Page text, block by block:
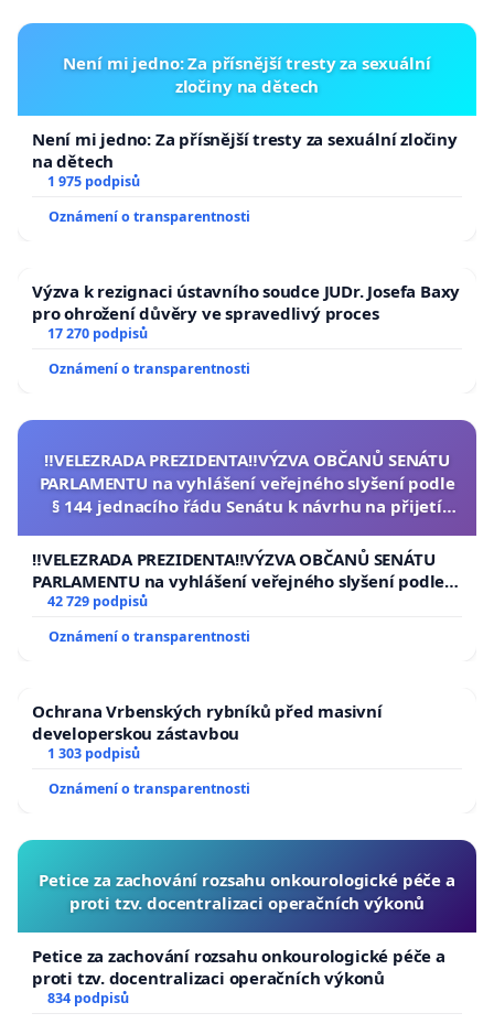
Není mi jedno: Za přísnější tresty za sexuální
zločiny na dětech
Není mi jedno: Za přísnější tresty za sexuální zločiny
na dětech
1 975 podpisů
Oznámení o transparentnosti
Výzva k rezignaci ústavního soudce JUDr. Josefa Baxy
pro ohrožení důvěry ve spravedlivý proces
17 270 podpisů
Oznámení o transparentnosti
‼️VELEZRADA PREZIDENTA‼️VÝZVA OBČANŮ SENÁTU
PARLAMENTU na vyhlášení veřejného slyšení podle
§ 144 jednacího řádu Senátu k návrhu na přijetí
republiky
‼️VELEZRADA PREZIDENTA‼️VÝZVA OBČANŮ SENÁTU
PARLAMENTU na vyhlášení veřejného slyšení podle §
144 jednacího řádu Senátu k návrhu na přijetí
usnesení k podání ústavní žaloby na prezidenta
republiky
42 729 podpisů
Oznámení o transparentnosti
Ochrana Vrbenských rybníků před masivní
developerskou zástavbou
1 303 podpisů
Oznámení o transparentnosti
Petice za zachování rozsahu onkourologické péče a
proti tzv. docentralizaci operačních výkonů
Petice za zachování rozsahu onkourologické péče a
proti tzv. docentralizaci operačních výkonů
834 podpisů